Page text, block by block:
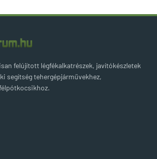
felújított légfékalkatrészek, javítókészletek
segítség tehergépjárművekhez,